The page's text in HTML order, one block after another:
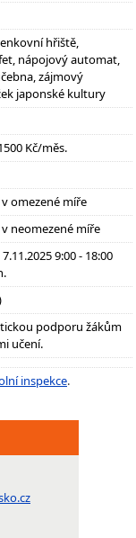
hřiště,
nápojový automat,
zájmový
japonské kultury
Kč/měs.
omezené míře
neomezené míře
9:00 - 18:00
podporu žákům
učení.
inspekce.